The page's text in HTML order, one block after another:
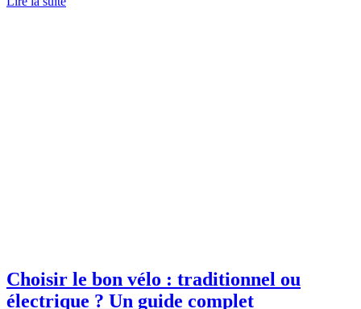
Choisir le bon vélo : traditionnel ou
électrique ? Un guide complet